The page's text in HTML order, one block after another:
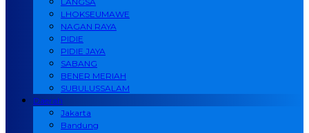
LHOKSEUMAWE
NAGAN RAYA
PIDIE
PIDIE JAYA
SABANG
BENER MERIAH
SUBULUSSALAM
Daerah
Jakarta
Bandung